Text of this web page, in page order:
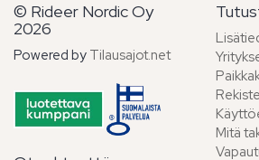
© Rideer Nordic Oy
2026
Powered by Tilausajot.net
Mitä